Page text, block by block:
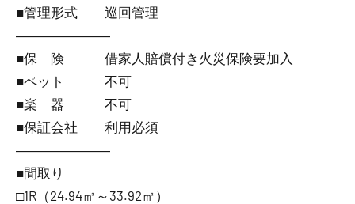
■管理形式 巡回管理
―――――――
■保 険 借家人賠償付き火災保険要加入
■ペット 不可
■楽 器 不可
■保証会社 利用必須
―――――――
■間取り
□1R（24.94㎡～33.92㎡）